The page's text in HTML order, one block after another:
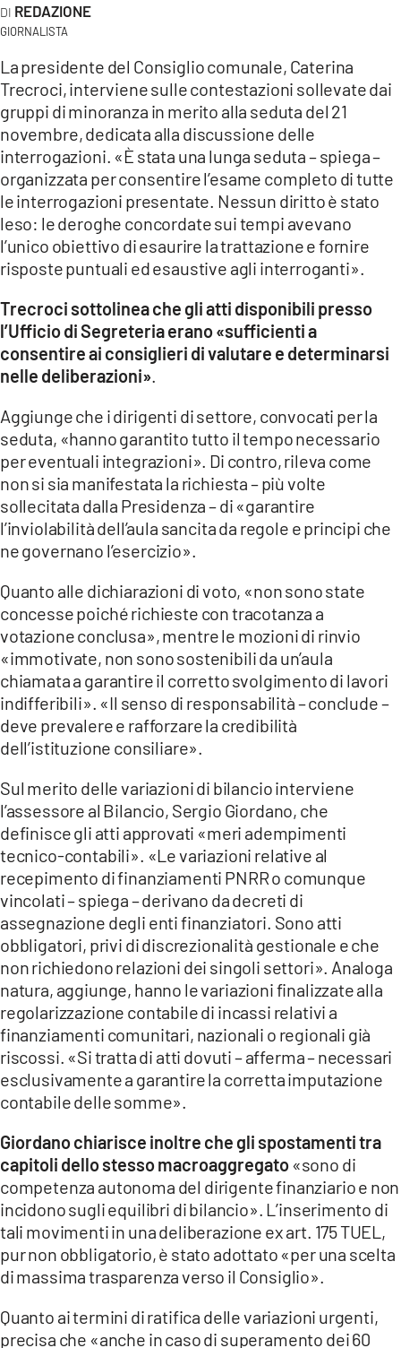
LaC
Network
LACPLAY.IT
LACTV.IT
LACONAIR.IT
LACITYMAG.IT
ILREGGINO.IT
COSENZACHANNEL.IT
CATANZAROCHANNEL.IT
LACAPITALENEWS.IT
App
ANDROID
APPLE
REDAZIONE
GIORNALISTA
La presidente del Consiglio comunale, Caterina
Trecroci, interviene sulle contestazioni sollevate dai
gruppi di minoranza in merito alla seduta del 21
novembre, dedicata alla discussione delle
interrogazioni. «È stata una lunga seduta – spiega –
organizzata per consentire l’esame completo di tutte
le interrogazioni presentate. Nessun diritto è stato
leso: le deroghe concordate sui tempi avevano
l’unico obiettivo di esaurire la trattazione e fornire
risposte puntuali ed esaustive agli interroganti».
Trecroci sottolinea che gli atti disponibili presso
l’Ufficio di Segreteria erano «sufficienti a
consentire ai consiglieri di valutare e determinarsi
nelle deliberazioni».
Aggiunge che i dirigenti di settore, convocati per la
seduta, «hanno garantito tutto il tempo necessario
per eventuali integrazioni». Di contro, rileva come
non si sia manifestata la richiesta – più volte
sollecitata dalla Presidenza – di «garantire
l’inviolabilità dell’aula sancita da regole e principi che
ne governano l’esercizio».
Quanto alle dichiarazioni di voto, «non sono state
concesse poiché richieste con tracotanza a
votazione conclusa», mentre le mozioni di rinvio
«immotivate, non sono sostenibili da un’aula
chiamata a garantire il corretto svolgimento di lavori
indifferibili». «Il senso di responsabilità – conclude –
deve prevalere e rafforzare la credibilità
dell’istituzione consiliare».
Sul merito delle variazioni di bilancio interviene
l’assessore al Bilancio, Sergio Giordano, che
definisce gli atti approvati «meri adempimenti
tecnico-contabili». «Le variazioni relative al
recepimento di finanziamenti PNRR o comunque
vincolati – spiega – derivano da decreti di
assegnazione degli enti finanziatori. Sono atti
obbligatori, privi di discrezionalità gestionale e che
non richiedono relazioni dei singoli settori». Analoga
natura, aggiunge, hanno le variazioni finalizzate alla
regolarizzazione contabile di incassi relativi a
finanziamenti comunitari, nazionali o regionali già
riscossi. «Si tratta di atti dovuti – afferma – necessari
esclusivamente a garantire la corretta imputazione
contabile delle somme».
Giordano chiarisce inoltre che gli spostamenti tra
capitoli dello stesso macroaggregato«sono di
competenza autonoma del dirigente finanziario e non
incidono sugli equilibri di bilancio». L’inserimento di
tali movimenti in una deliberazione ex art. 175 TUEL,
pur non obbligatorio, è stato adottato «per una scelta
di massima trasparenza verso il Consiglio».
Quanto ai termini di ratifica delle variazioni urgenti,
precisa che «anche in caso di superamento dei 60